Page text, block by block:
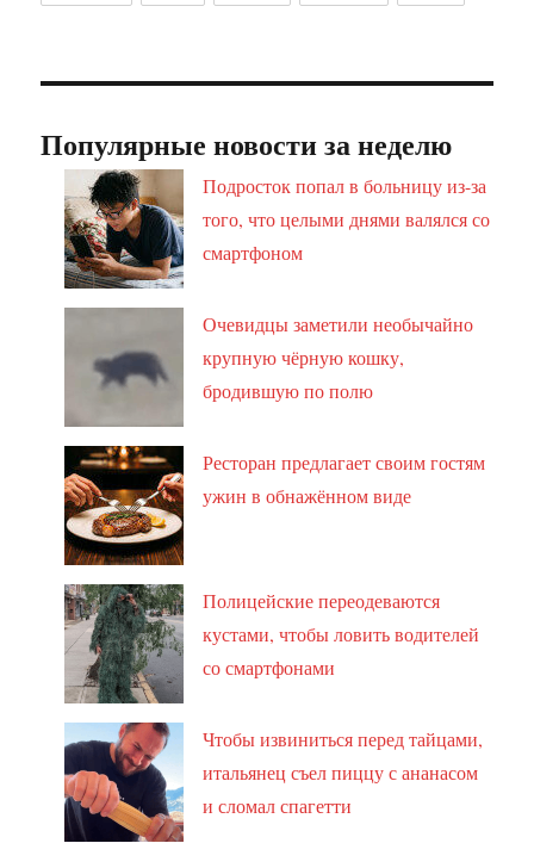
Популярные новости за неделю
Подросток попал в больницу из-за
того, что целыми днями валялся со
смартфоном
Очевидцы заметили необычайно
крупную чёрную кошку,
бродившую по полю
Ресторан предлагает своим гостям
ужин в обнажённом виде
Полицейские переодеваются
кустами, чтобы ловить водителей
со смартфонами
Чтобы извиниться перед тайцами,
итальянец съел пиццу с ананасом
и сломал спагетти